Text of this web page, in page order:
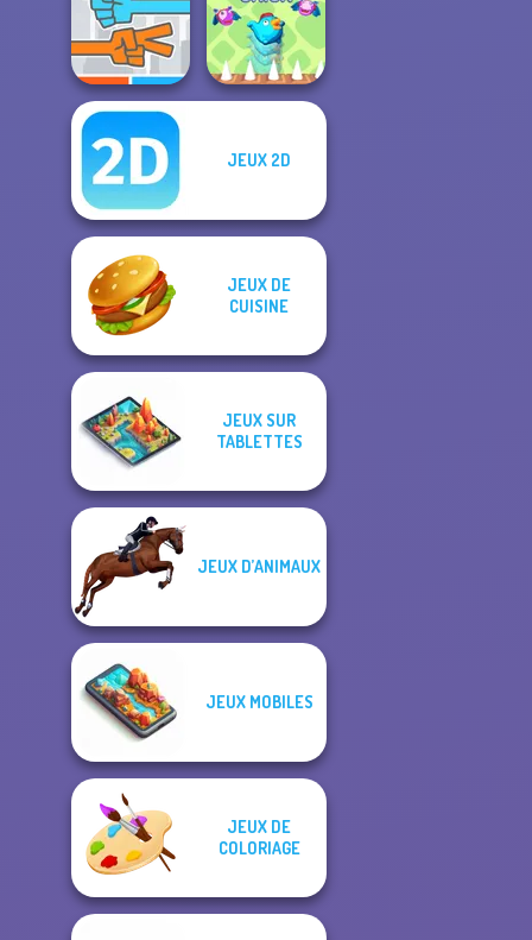
Mr. Macagi
Adventures
Bouncemasters
Roshambo
JEUX 2D
JEUX DE
CUISINE
JEUX SUR
TABLETTES
JEUX D’ANIMAUX
JEUX MOBILES
JEUX DE
COLORIAGE